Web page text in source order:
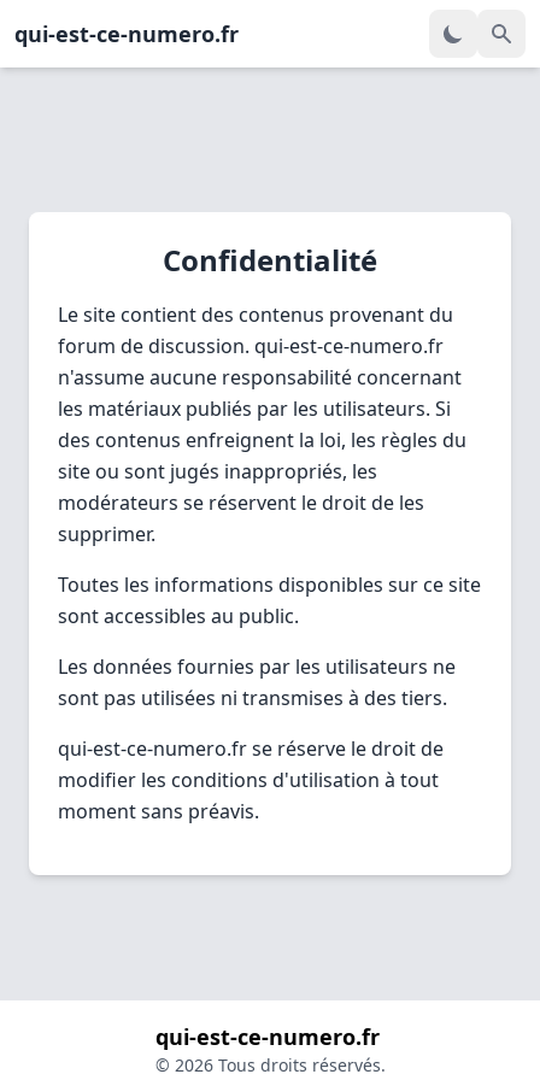
qui-est-ce-numero.fr
Confidentialité
Le site contient des contenus provenant du
forum de discussion. qui-est-ce-numero.fr
n'assume aucune responsabilité concernant
les matériaux publiés par les utilisateurs. Si
des contenus enfreignent la loi, les règles du
site ou sont jugés inappropriés, les
modérateurs se réservent le droit de les
supprimer.
Toutes les informations disponibles sur ce site
sont accessibles au public.
Les données fournies par les utilisateurs ne
sont pas utilisées ni transmises à des tiers.
qui-est-ce-numero.fr se réserve le droit de
modifier les conditions d'utilisation à tout
moment sans préavis.
qui-est-ce-numero.fr
© 2026 Tous droits réservés.